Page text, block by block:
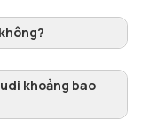
khoảng bao